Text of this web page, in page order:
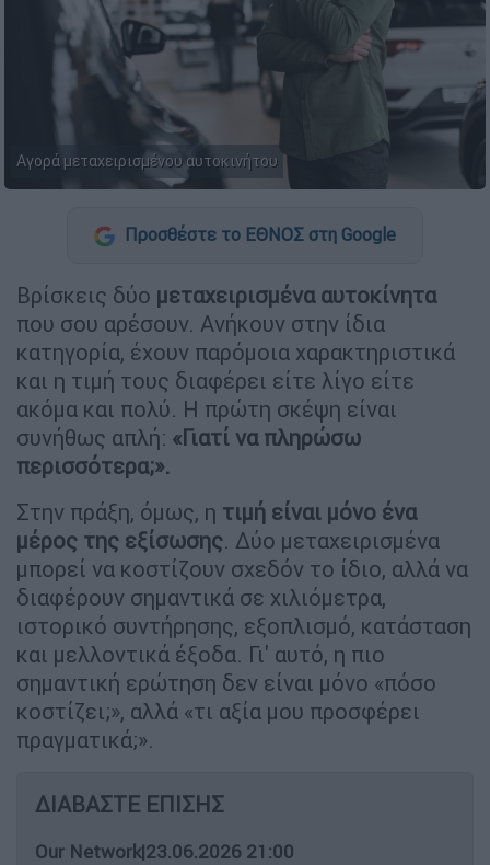
Αγορά μεταχειρισμένου αυτοκινήτου
Προσθέστε το ΕΘΝΟΣ στη Google
Βρίσκεις δύο μεταχειρισμένα αυτοκίνητα
που σου αρέσουν. Ανήκουν στην ίδια
κατηγορία, έχουν παρόμοια χαρακτηριστικά
και η τιμή τους διαφέρει είτε λίγο είτε
ακόμα και πολύ. Η πρώτη σκέψη είναι
συνήθως απλή: «Γιατί να πληρώσω
περισσότερα;».
Στην πράξη, όμως, η τιμή είναι μόνο ένα
μέρος της εξίσωσης. Δύο μεταχειρισμένα
μπορεί να κοστίζουν σχεδόν το ίδιο, αλλά να
διαφέρουν σημαντικά σε χιλιόμετρα,
ιστορικό συντήρησης, εξοπλισμό, κατάσταση
και μελλοντικά έξοδα. Γι' αυτό, η πιο
σημαντική ερώτηση δεν είναι μόνο «πόσο
κοστίζει;», αλλά «τι αξία μου προσφέρει
πραγματικά;».
ΔΙΑΒΑΣΤΕ ΕΠΙΣΗΣ
Our Network|23.06.2026 21:00